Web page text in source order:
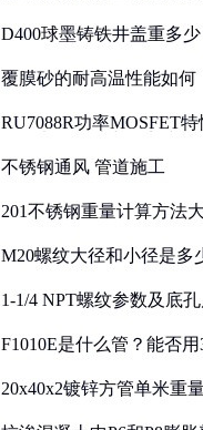
D400球墨铸铁井盖重多少
覆膜砂的耐高温性能如何
RU7088R功率MOSFET
不锈钢通风 管道施工
201不锈钢重量计算方法
M20螺纹大径和小径是多
1-1/4 NPT螺纹参数及底
F1010E是什么管？能否用
20x40x2镀锌方管单米重